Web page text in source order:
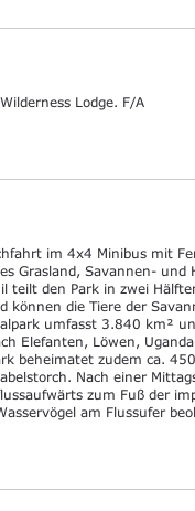
Lodge. F/A
im 4x4 Minibus mit
Grasland, Savannen- und
teilt den Park in zwei
können die Tiere der
umfasst 3.840 km²
Elefanten, Löwen,
beheimatet zudem ca.
Nach einer
zum Fuß der
am Flussufer